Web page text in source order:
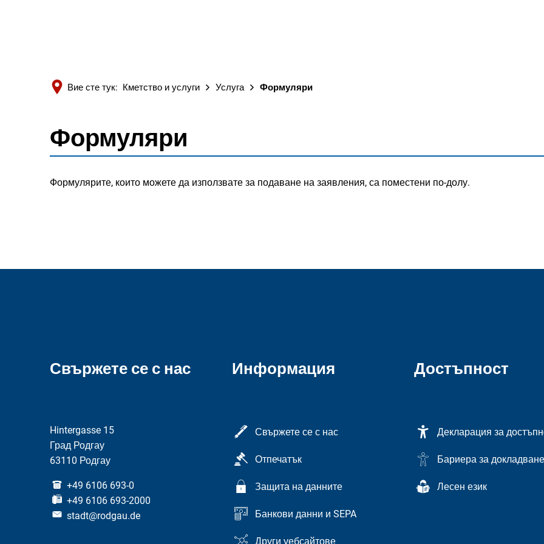
Вие сте тук: Кметство и услуги Услуга Формуляри
Формуляри
Формуляри
Формулярите, които можете да използвате за подаване на заявления, са поместени по-долу.
Свържете се с нас
Hintergasse 15
Град Родгау
63110 Родгау
+49 6106 693-0
+49 6106 693-2000
stadt@rodgau.de
Информация
Свържете се с нас
Отпечатък
Защита на данните
Банкови данни и SEPA
Други уебсайтове
Достъпност
Декларация за
Бариера за докладване
Лесен език